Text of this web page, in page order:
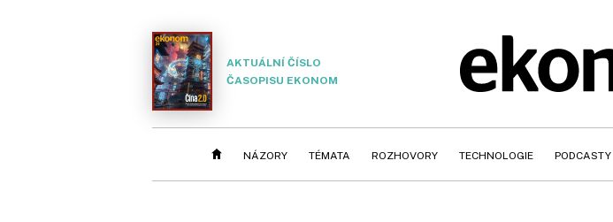
AKTUÁLNÍ ČÍSLO
ČASOPISU EKONOM
NÁZORY TÉMATA ROZHOVORY TECHNOLOGIE PODCASTY